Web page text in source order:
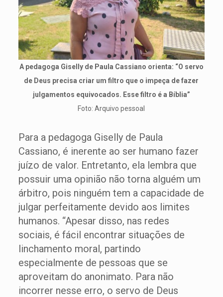
A pedagoga Giselly de Paula Cassiano orienta: “O servo
de Deus precisa criar um filtro que o impeça de fazer
julgamentos equivocados. Esse filtro é a Bíblia”
Foto: Arquivo pessoal
Para a pedagoga Giselly de Paula
Cassiano, é inerente ao ser humano fazer
juízo de valor. Entretanto, ela lembra que
possuir uma opinião não torna alguém um
árbitro, pois ninguém tem a capacidade de
julgar perfeitamente devido aos limites
humanos. “Apesar disso, nas redes
sociais, é fácil encontrar situações de
linchamento moral, partindo
especialmente de pessoas que se
aproveitam do anonimato. Para não
incorrer nesse erro, o servo de Deus